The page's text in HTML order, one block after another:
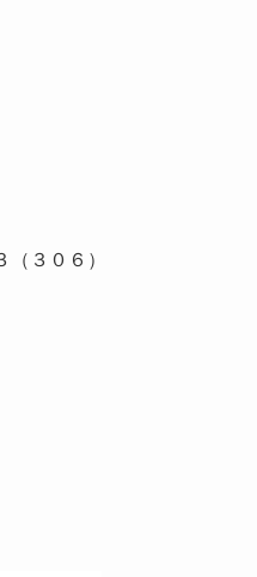
３０６）